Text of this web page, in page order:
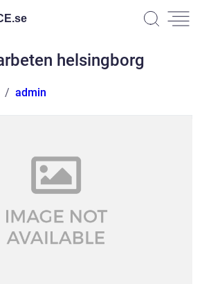
se
helsingborg
admin